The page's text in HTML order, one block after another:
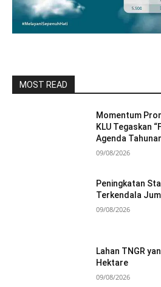
MOST READ
Momentum
KLU Tegaskan
Agenda
09/08/2026
Peningkatan
Terkendala
09/08/2026
Lahan TNGR
Hektare
09/08/2026